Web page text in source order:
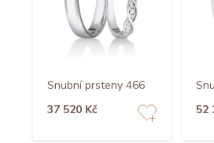
Snubní prsteny 466
37 520 Kč
52